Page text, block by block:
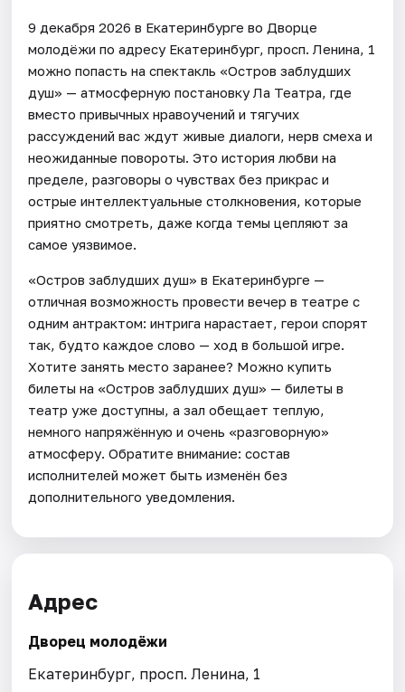
9 декабря 2026 в Екатеринбурге во Дворце
молодёжи по адресу Екатеринбург, просп. Ленина, 1
можно попасть на спектакль «Остров заблудших
душ» — атмосферную постановку Ла Театра, где
вместо привычных нравоучений и тягучих
рассуждений вас ждут живые диалоги, нерв смеха и
неожиданные повороты. Это история любви на
пределе, разговоры о чувствах без прикрас и
острые интеллектуальные столкновения, которые
приятно смотреть, даже когда темы цепляют за
самое уязвимое.
«Остров заблудших душ» в Екатеринбурге —
отличная возможность провести вечер в театре с
одним антрактом: интрига нарастает, герои спорят
так, будто каждое слово — ход в большой игре.
Хотите занять место заранее? Можно купить
билеты на «Остров заблудших душ» — билеты в
театр уже доступны, а зал обещает теплую,
немного напряжённую и очень «разговорную»
атмосферу. Обратите внимание: состав
исполнителей может быть изменён без
дополнительного уведомления.
Адрес
Дворец молодёжи
Екатеринбург, просп. Ленина, 1